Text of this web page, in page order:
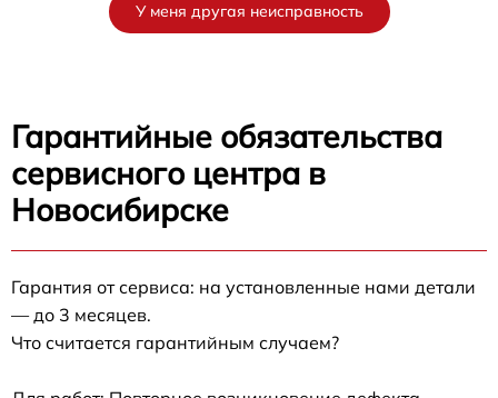
У меня другая неисправность
Гарантийные обязательства
сервисного центра в
Новосибирске
Гарантия от сервиса: на установленные нами детали
— до 3 месяцев.
Что считается гарантийным случаем?